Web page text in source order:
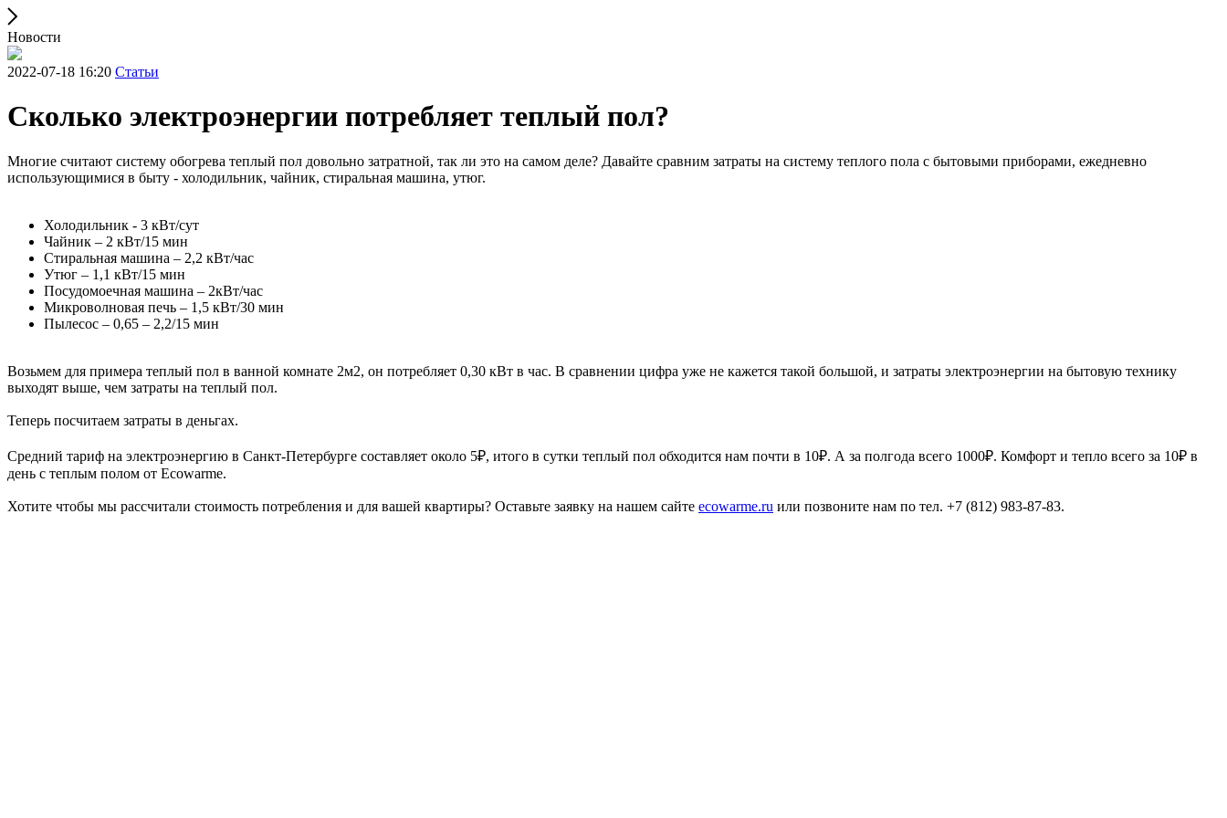
Новости
2022-07-18 16:20 Статьи
Сколько электроэнергии потребляет теплый пол?
Многие считают систему обогрева теплый пол довольно затратной, так ли это на самом деле? Давайте сравним затраты на систему теплого пола с бытовыми приборами, ежедневно
использующимися в быту - холодильник, чайник, стиральная машина, утюг.
Холодильник - 3 кВт/сут
Чайник – 2 кВт/15 мин
Стиральная машина – 2,2 кВт/час
Утюг – 1,1 кВт/15 мин
Посудомоечная машина – 2кВт/час
Микроволновая печь – 1,5 кВт/30 мин
Пылесос – 0,65 – 2,2/15 мин
Возьмем для примера теплый пол в ванной комнате 2м2, он потребляет 0,30 кВт в час. В сравнении цифра уже не кажется такой большой, и затраты электроэнергии на бытовую технику
выходят выше, чем затраты на теплый пол.
Теперь посчитаем затраты в деньгах.
Средний тариф на электроэнергию в Санкт-Петербурге составляет около 5₽, итого в сутки теплый пол обходится нам почти в 10₽. А за полгода всего 1000₽. Комфорт и тепло всего за 10₽ в
день с теплым полом от Ecowarme.
Хотите чтобы мы рассчитали стоимость потребления и для вашей квартиры? Оставьте заявку на нашем сайте ecowarme.ru или позвоните нам по тел. +7 (812) 983-87-83.